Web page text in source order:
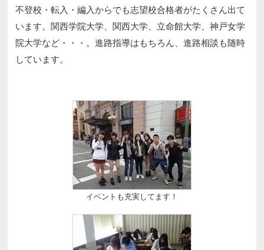
不登校・転入・編入からでも志望校合格者がたくさん出て
います。関西学院大学、関西大学、立命館大学、神戸女学
院大学など・・・。進路指導はもちろん、進路相談も随時
しています。
イベントも充実してます！